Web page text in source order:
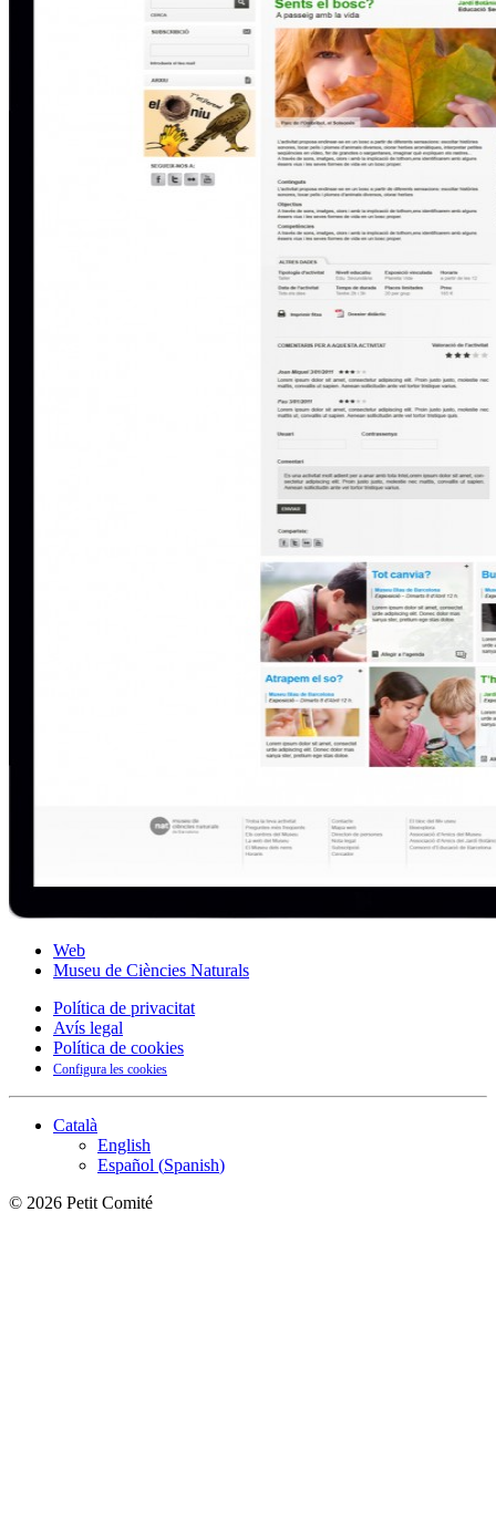
Web
Museu de Ciències Naturals
Política de privacitat
Avís legal
Política de cookies
Configura les cookies
Català
English
Español (Spanish)
© 2026 Petit Comité